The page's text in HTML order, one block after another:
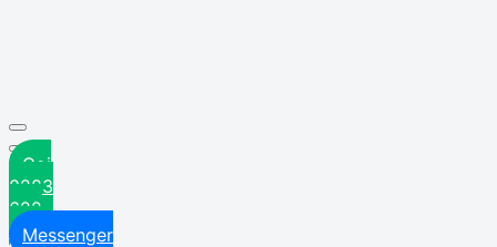
Gọi
0283
622
6629
Messenger